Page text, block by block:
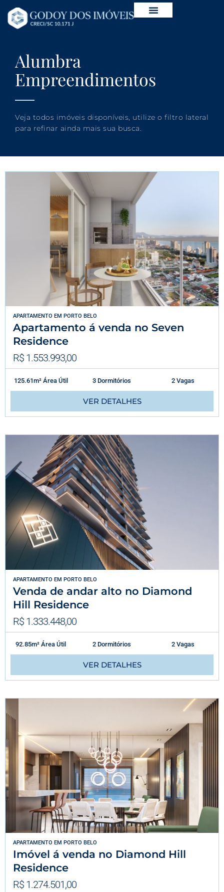
Alumbra
Empreendimentos
Veja todos imóveis disponíveis, utilize o filtro lateral
para refinar ainda mais sua busca.
APARTAMENTO EM PORTO BELO
Apartamento á venda no Seven
Residence
R$ 1.553.993,00
125.61m² Área Útil 3 Dormitórios 2 Vagas
VER DETALHES
APARTAMENTO EM PORTO BELO
Venda de andar alto no Diamond
Hill Residence
R$ 1.333.448,00
92.85m² Área Útil 2 Dormitórios 2 Vagas
VER DETALHES
APARTAMENTO EM PORTO BELO
Imóvel á venda no Diamond Hill
Residence
R$ 1.274.501,00